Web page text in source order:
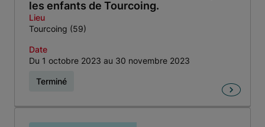
les enfants de Tourcoing.
Lieu
Tourcoing (59)
Date
Du 1 octobre 2023 au 30 novembre 2023
Terminé